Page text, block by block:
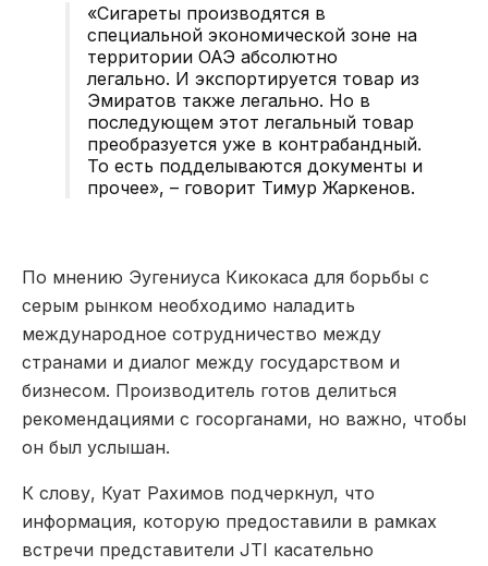
«Сигареты производятся в
специальной экономической зоне на
территории ОАЭ абсолютно
легально. И экспортируется товар из
Эмиратов также легально. Но в
последующем этот легальный товар
преобразуется уже в контрабандный.
То есть подделываются документы и
прочее», – говорит Тимур Жаркенов.
По мнению Эугениуса Кикокаса для борьбы с
серым рынком необходимо наладить
международное сотрудничество между
странами и диалог между государством и
бизнесом. Производитель готов делиться
рекомендациями с госорганами, но важно, чтобы
он был услышан.
К слову, Куат Рахимов подчеркнул, что
информация, которую предоставили в рамках
встречи представители JTI касательно